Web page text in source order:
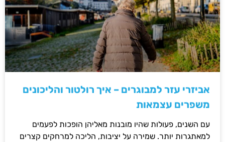
אביזרי עזר למבוגרים – איך רולטור והליכונים
משפרים עצמאות
עם השנים, פעולות שהיו מובנות מאליהן הופכות לפעמים
למאתגרות יותר. שמירה על יציבות, הליכה למרחקים קצרים